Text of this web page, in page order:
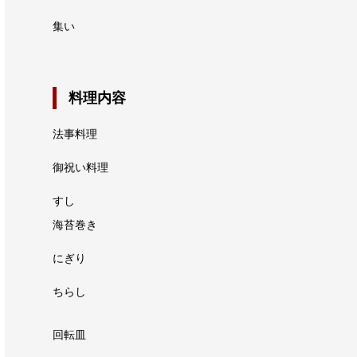
集い
料理内容
法事料理
御祝い料理
すし
海苔巻き
にぎり
ちらし
回転皿